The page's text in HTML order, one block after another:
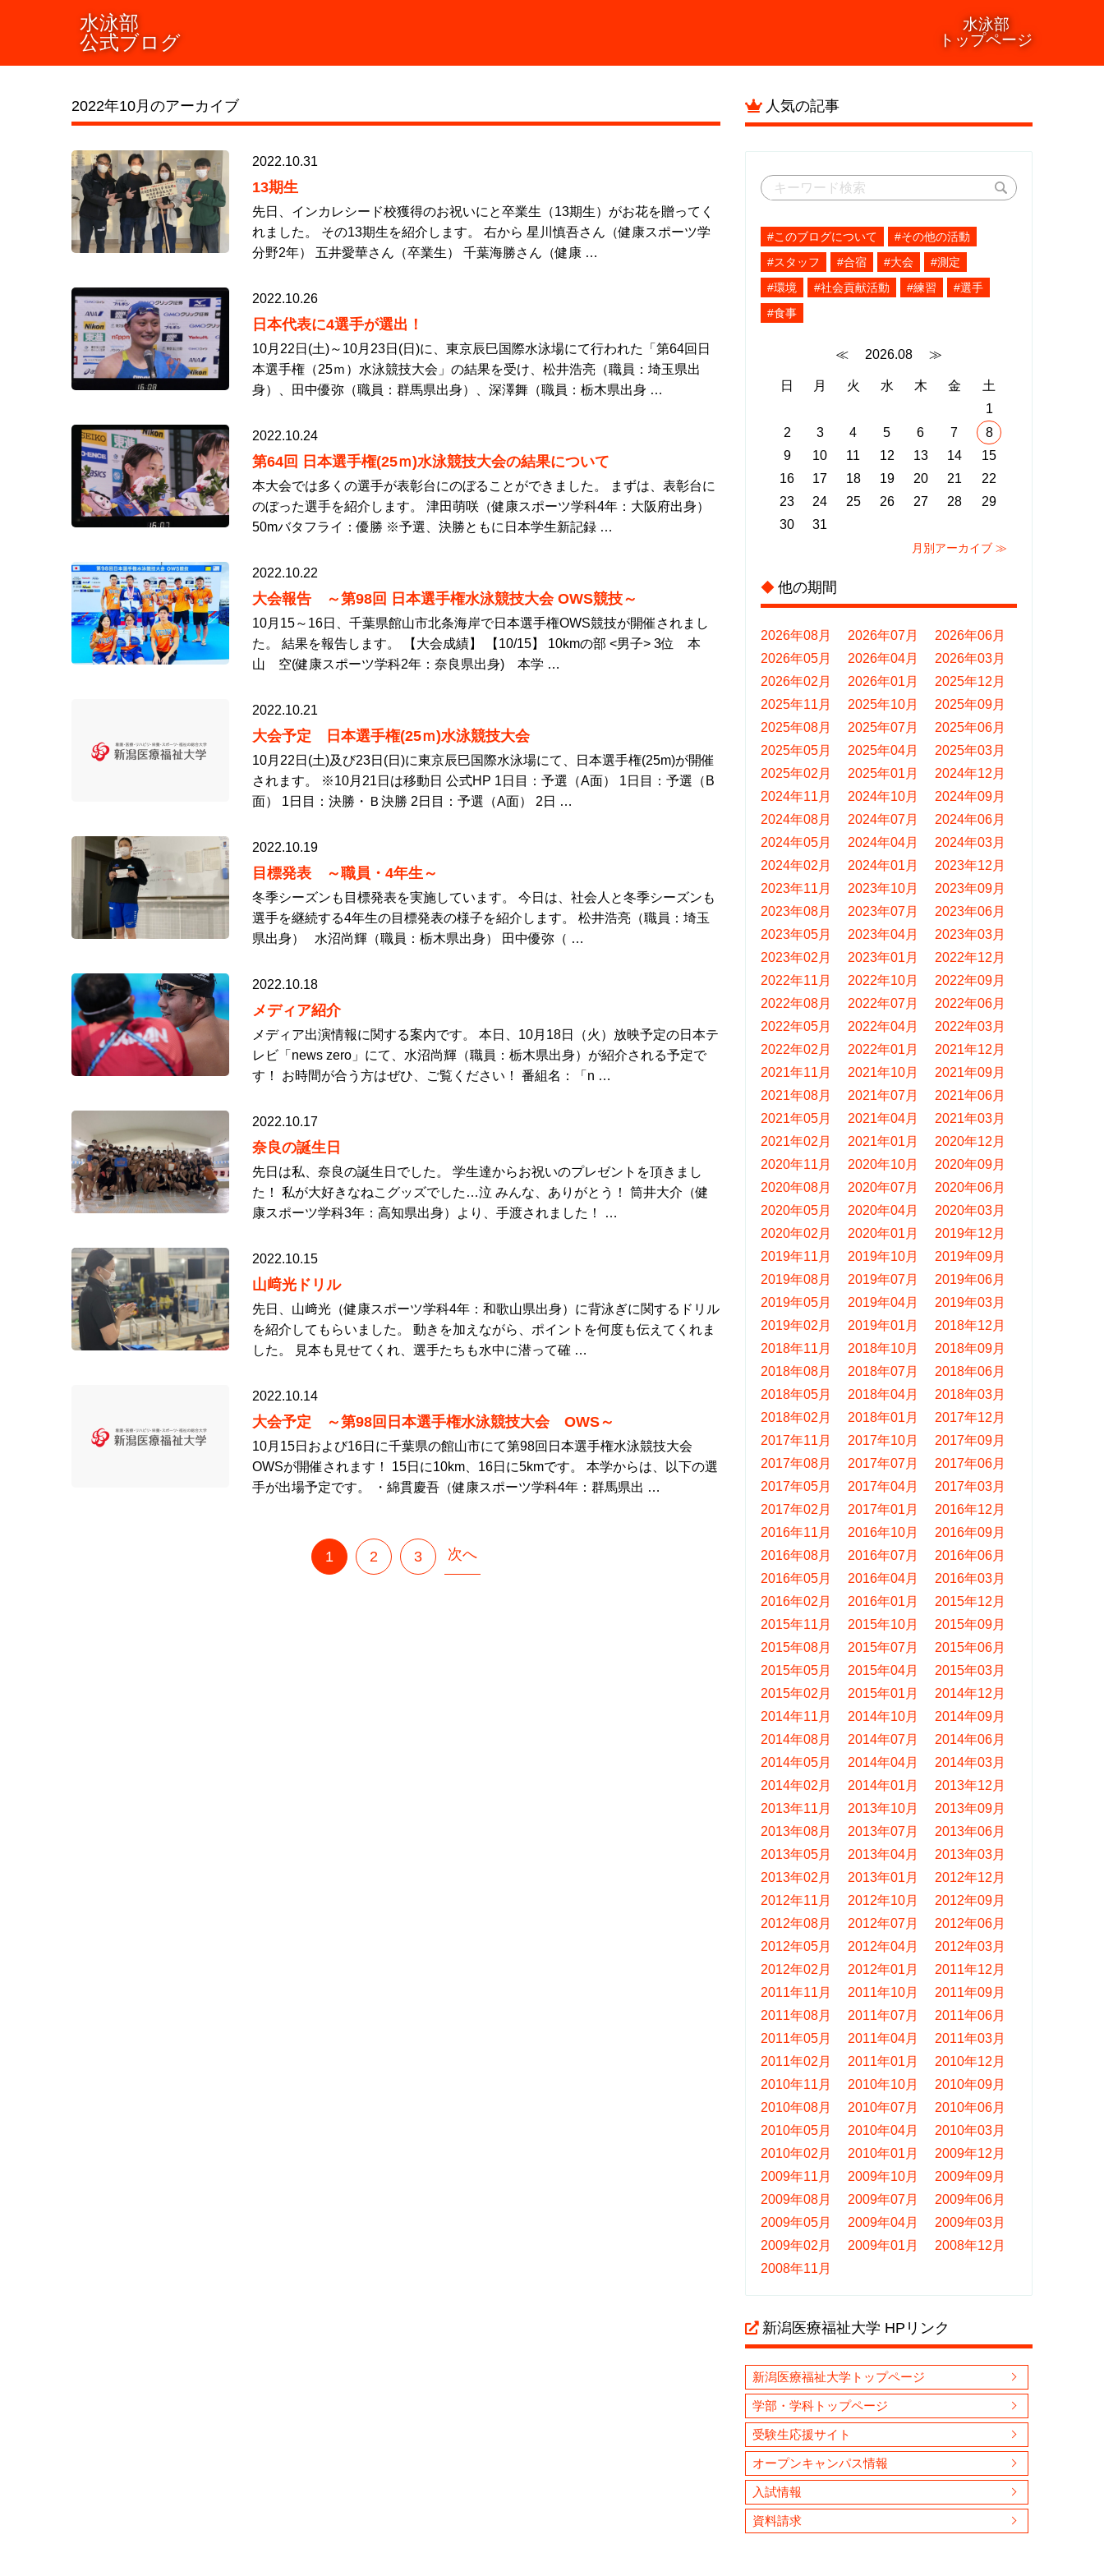
水泳部
トップページ
水泳部
公式ブログ
2022年10月のアーカイブ
2022.10.31
13期生
先日、インカレシード校獲得のお祝いにと卒業生（13期生）がお花を贈ってく
れました。 その13期生を紹介します。 右から 星川慎吾さん（健康スポーツ学
分野2年） 五井愛華さん（卒業生） 千葉海勝さん（健康 …
2022.10.26
日本代表に4選手が選出！
10月22日(土)～10月23日(日)に、東京辰巳国際水泳場にて行われた「第64回日
本選手権（25ｍ）水泳競技大会」の結果を受け、松井浩亮（職員：埼玉県出
身）、田中優弥（職員：群馬県出身）、深澤舞（職員：栃木県出身 …
2022.10.24
第64回 日本選手権(25ｍ)水泳競技大会の結果について
本大会では多くの選手が表彰台にのぼることができました。 まずは、表彰台に
のぼった選手を紹介します。 津田萌咲（健康スポーツ学科4年：大阪府出身）
50mバタフライ：優勝 ※予選、決勝ともに日本学生新記録 …
2022.10.22
大会報告 ～第98回 日本選手権水泳競技大会 OWS競技～
10月15～16日、千葉県館山市北条海岸で日本選手権OWS競技が開催されまし
た。 結果を報告します。 【大会成績】 【10/15】 10kmの部 <男子> 3位 本
山 空(健康スポーツ学科2年：奈良県出身) 本学 …
2022.10.21
大会予定 日本選手権(25ｍ)水泳競技大会
10月22日(土)及び23日(日)に東京辰巳国際水泳場にて、日本選手権(25m)が開催
されます。 ※10月21日は移動日 公式HP 1日目：予選（A面） 1日目：予選（B
面） 1日目：決勝・Ｂ決勝 2日目：予選（A面） 2日 …
2022.10.19
目標発表 ～職員・4年生～
冬季シーズンも目標発表を実施しています。 今日は、社会人と冬季シーズンも
選手を継続する4年生の目標発表の様子を紹介します。 松井浩亮（職員：埼玉
県出身） 水沼尚輝（職員：栃木県出身） 田中優弥（ …
2022.10.18
メディア紹介
メディア出演情報に関する案内です。 本日、10月18日（火）放映予定の日本テ
レビ「news zero」にて、水沼尚輝（職員：栃木県出身）が紹介される予定で
す！ お時間が合う方はぜひ、ご覧ください！ 番組名：「n …
2022.10.17
奈良の誕生日
先日は私、奈良の誕生日でした。 学生達からお祝いのプレゼントを頂きまし
た！ 私が大好きなねこグッズでした…泣 みんな、ありがとう！ 筒井大介（健
康スポーツ学科3年：高知県出身）より、手渡されました！ …
2022.10.15
山﨑光ドリル
先日、山﨑光（健康スポーツ学科4年：和歌山県出身）に背泳ぎに関するドリル
を紹介してもらいました。 動きを加えながら、ポイントを何度も伝えてくれま
した。 見本も見せてくれ、選手たちも水中に潜って確 …
2022.10.14
大会予定 ～第98回日本選手権水泳競技大会 OWS～
10月15日および16日に千葉県の館山市にて第98回日本選手権水泳競技大会
OWSが開催されます！ 15日に10km、16日に5kmです。 本学からは、以下の選
手が出場予定です。 ・綿貫慶吾（健康スポーツ学科4年：群馬県出 …
1 2 3 次へ
人気の記事
#このブログについて
#その他の活動
#スタッフ
#合宿 #大会
#測定
#環境
#社会貢献活動 #練習
#選手
#食事
≪ 2026.08 ≫
日 月 火 水 木 金
土
1
2
3 4 5 6 7
8
9
10 11 12 13 14
15
16
17 18 19 20 21
22
23
24 25 26 27 28
29
30
31
月別アーカイブ ≫
◆ 他の期間
2026年08月 2026年07月
2026年06月
2026年05月
2026年04月
2026年03月
2026年02月
2026年01月
2025年12月
2025年11月
2025年10月
2025年09月
2025年08月
2025年07月
2025年06月
2025年05月
2025年04月
2025年03月
2025年02月
2025年01月
2024年12月
2024年11月
2024年10月
2024年09月
2024年08月
2024年07月
2024年06月
2024年05月
2024年04月
2024年03月
2024年02月
2024年01月
2023年12月
2023年11月
2023年10月
2023年09月
2023年08月
2023年07月
2023年06月
2023年05月
2023年04月
2023年03月
2023年02月
2023年01月
2022年12月
2022年11月
2022年10月
2022年09月
2022年08月
2022年07月
2022年06月
2022年05月
2022年04月
2022年03月
2022年02月
2022年01月
2021年12月
2021年11月
2021年10月
2021年09月
2021年08月
2021年07月
2021年06月
2021年05月
2021年04月
2021年03月
2021年02月
2021年01月
2020年12月
2020年11月
2020年10月
2020年09月
2020年08月
2020年07月
2020年06月
2020年05月
2020年04月
2020年03月
2020年02月
2020年01月
2019年12月
2019年11月
2019年10月
2019年09月
2019年08月
2019年07月
2019年06月
2019年05月
2019年04月
2019年03月
2019年02月
2019年01月
2018年12月
2018年11月
2018年10月
2018年09月
2018年08月
2018年07月
2018年06月
2018年05月
2018年04月
2018年03月
2018年02月
2018年01月
2017年12月
2017年11月
2017年10月
2017年09月
2017年08月
2017年07月
2017年06月
2017年05月
2017年04月
2017年03月
2017年02月
2017年01月
2016年12月
2016年11月
2016年10月
2016年09月
2016年08月
2016年07月
2016年06月
2016年05月
2016年04月
2016年03月
2016年02月
2016年01月
2015年12月
2015年11月
2015年10月
2015年09月
2015年08月
2015年07月
2015年06月
2015年05月
2015年04月
2015年03月
2015年02月
2015年01月
2014年12月
2014年11月
2014年10月
2014年09月
2014年08月
2014年07月
2014年06月
2014年05月
2014年04月
2014年03月
2014年02月
2014年01月
2013年12月
2013年11月
2013年10月
2013年09月
2013年08月
2013年07月
2013年06月
2013年05月
2013年04月
2013年03月
2013年02月
2013年01月
2012年12月
2012年11月
2012年10月
2012年09月
2012年08月
2012年07月
2012年06月
2012年05月
2012年04月
2012年03月
2012年02月
2012年01月
2011年12月
2011年11月
2011年10月
2011年09月
2011年08月
2011年07月
2011年06月
2011年05月
2011年04月
2011年03月
2011年02月
2011年01月
2010年12月
2010年11月
2010年10月
2010年09月
2010年08月
2010年07月
2010年06月
2010年05月
2010年04月
2010年03月
2010年02月
2010年01月
2009年12月
2009年11月
2009年10月
2009年09月
2009年08月
2009年07月
2009年06月
2009年05月
2009年04月
2009年03月
2009年02月
2009年01月
2008年12月
2008年11月
新潟医療福祉大学 HPリンク
新潟医療福祉大学トップページ
学部・学科トップページ
受験生応援サイト
オープンキャンパス情報
入試情報
資料請求